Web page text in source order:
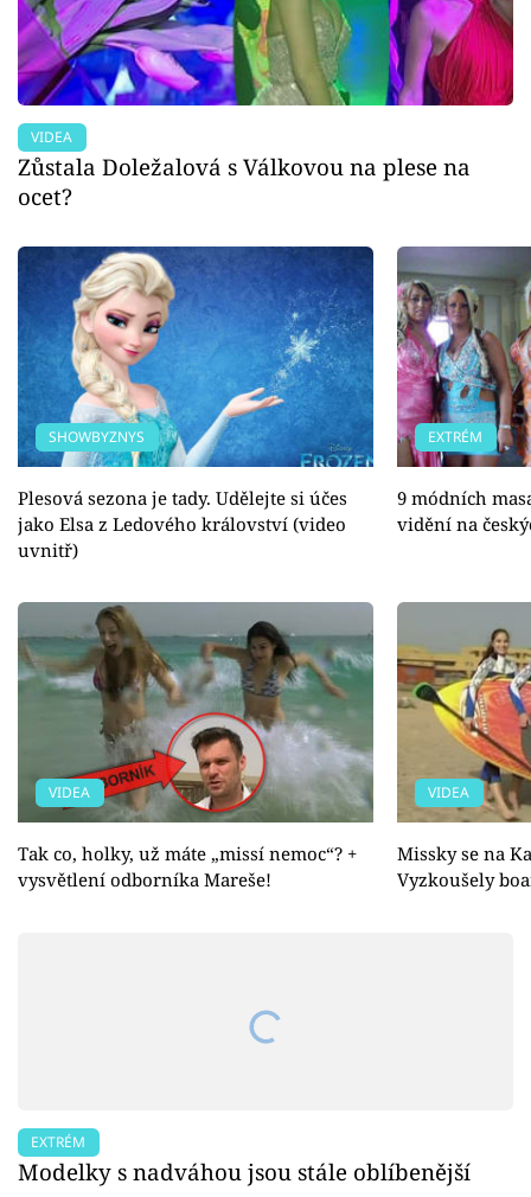
VIDEA
Zůstala Doležalová s Válkovou na plese na
ocet?
SHOWBYZNYS
Plesová sezona je tady. Udělejte si účes
jako Elsa z Ledového království (video
uvnitř)
EXTRÉM
9 módních
vidění na
VIDEA
Tak co, holky, už máte „missí nemoc“? +
vysvětlení odborníka Mareše!
VIDEA
Missky se na
Vyzkoušely
EXTRÉM
Modelky s nadváhou jsou stále oblíbenější